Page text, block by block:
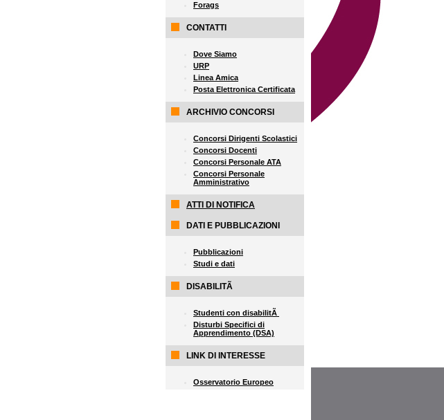
Forags
CONTATTI
Dove Siamo
URP
Linea Amica
Posta Elettronica Certificata
ARCHIVIO CONCORSI
Concorsi Dirigenti Scolastici
Concorsi Docenti
Concorsi Personale ATA
Concorsi Personale
Amministrativo
ATTI DI NOTIFICA
DATI E PUBBLICAZIONI
Pubblicazioni
Studi e dati
DISABILITÃ
Studenti con disabilitÃ
Disturbi Specifici di
Apprendimento (DSA)
LINK DI INTERESSE
Osservatorio Europeo